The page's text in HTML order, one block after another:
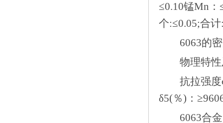
≤0.10锰Mn：
个:≤0.05;
6063的
物理特
抗拉强度
δ5(％)：
6063合金,